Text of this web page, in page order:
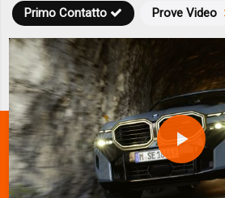
Prove Video
Primo Contatto
P